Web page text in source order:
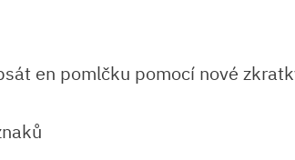
en pomlčku pomocí nové